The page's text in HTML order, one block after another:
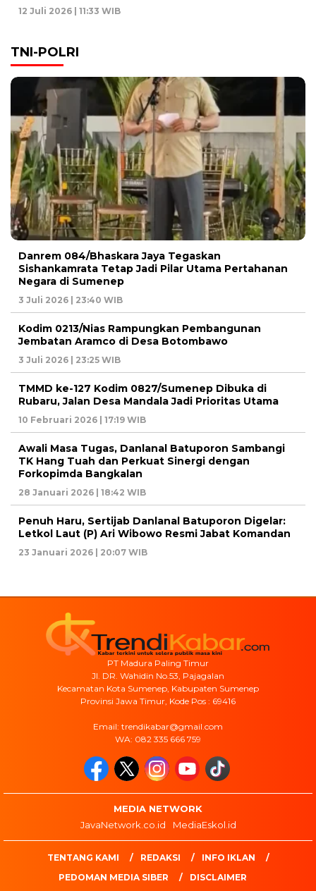
12 Juli 2026 | 11:33 WIB
TNI-POLRI
Danrem 084/Bhaskara Jaya Tegaskan
Sishankamrata Tetap Jadi Pilar Utama Pertahanan
Negara di Sumenep
3 Juli 2026 | 23:40 WIB
Kodim 0213/Nias Rampungkan Pembangunan
Jembatan Aramco di Desa Botombawo
3 Juli 2026 | 23:25 WIB
TMMD ke-127 Kodim 0827/Sumenep Dibuka di
Rubaru, Jalan Desa Mandala Jadi Prioritas Utama
10 Februari 2026 | 17:19 WIB
Awali Masa Tugas, Danlanal Batuporon Sambangi
TK Hang Tuah dan Perkuat Sinergi dengan
Forkopimda Bangkalan
28 Januari 2026 | 18:42 WIB
Penuh Haru, Sertijab Danlanal Batuporon Digelar:
Letkol Laut (P) Ari Wibowo Resmi Jabat Komandan
23 Januari 2026 | 20:07 WIB
PT Madura Paling Timur
Jl. DR. Wahidin No.53, Pajagalan
Kecamatan Kota Sumenep, Kabupaten Sumenep
Provinsi Jawa Timur, Kode Pos : 69416
Email: trendikabar@gmail.com
WA: 082 335 666 759
MEDIA NETWORK
JavaNetwork.co.id
MediaEskol.id
TENTANG KAMI REDAKSI
INFO IKLAN
PEDOMAN MEDIA SIBER
DISCLAIMER